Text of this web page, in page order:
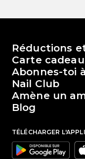
Le monde de
Réductions
Carte cadeau
Abonnes-toi
Nail Club
Amène un
Blog
TÉLÉCHARGER
Google